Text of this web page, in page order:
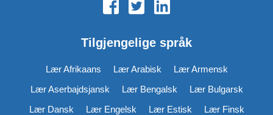
Tilgjengelige språk
Lær Afrikaans Lær Arabisk
Lær Armensk
Lær Aserbajdsjansk
Lær Bengalsk
Lær Bulgarsk
Lær Dansk
Lær Engelsk Lær Estisk
Lær Finsk